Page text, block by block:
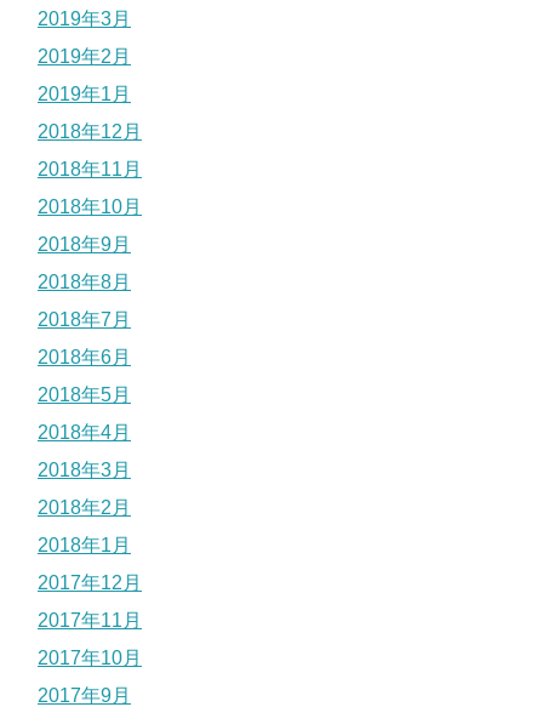
2019年3月
2019年2月
2019年1月
2018年12月
2018年11月
2018年10月
2018年9月
2018年8月
2018年7月
2018年6月
2018年5月
2018年4月
2018年3月
2018年2月
2018年1月
2017年12月
2017年11月
2017年10月
2017年9月